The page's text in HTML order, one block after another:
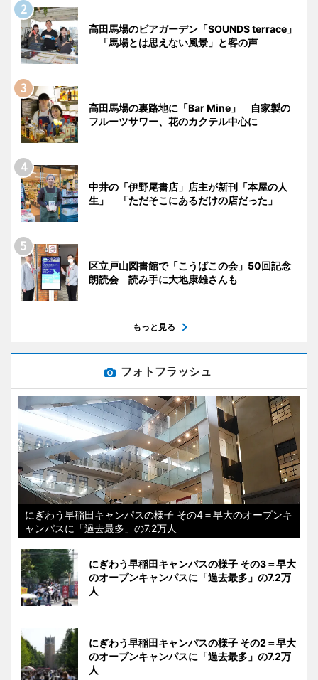
高田馬場のビアガーデン「SOUNDS terrace」
「馬場とは思えない風景」と客の声
高田馬場の裏路地に「Bar Mine」 自家製の
フルーツサワー、花のカクテル中心に
中井の「伊野尾書店」店主が新刊「本屋の人
生」 「ただそこにあるだけの店だった」
区立戸山図書館で「こうばこの会」50回記念
朗読会 読み手に大地康雄さんも
もっと見る
フォトフラッシュ
にぎわう早稲田キャンパスの様子 その4＝早大のオープンキ
ャンパスに「過去最多」の7.2万人
にぎわう早稲田キャンパスの様子 その3＝早大
のオープンキャンパスに「過去最多」の7.2万
人
にぎわう早稲田キャンパスの様子 その2＝早大
のオープンキャンパスに「過去最多」の7.2万
人